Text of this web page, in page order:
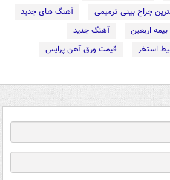
جراح بینی ترمیمی
آهنگ های جدید
اربعین
آهنگ جدید
استخر
قیمت ورق آهن پرایس